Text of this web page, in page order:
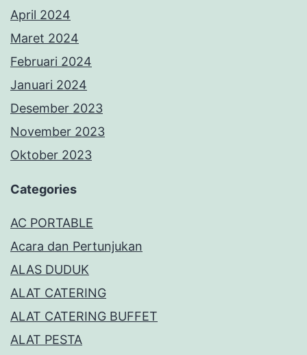
April 2024
Maret 2024
Februari 2024
Januari 2024
Desember 2023
November 2023
Oktober 2023
Categories
AC PORTABLE
Acara dan Pertunjukan
ALAS DUDUK
ALAT CATERING
ALAT CATERING BUFFET
ALAT PESTA